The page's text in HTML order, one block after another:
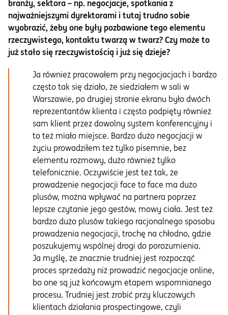
branży, sektora – np. negocjacje, spotkania z
najważniejszymi dyrektorami i tutaj trudno sobie
wyobrazić, żeby one były pozbawione tego elementu
rzeczywistego, kontaktu twarzą w twarz? Czy może to
już stało się rzeczywistością i już się dzieje?
Ja również pracowałem przy negocjacjach i bardzo
często tak się działo, że siedziałem w sali w
Warszawie, po drugiej stronie ekranu było dwóch
reprezentantów klienta i często podpięty również
sam klient przez dowolny system konferencyjny i
to też miało miejsce. Bardzo dużo negocjacji w
życiu prowadziłem też tylko pisemnie, bez
elementu rozmowy, dużo również tylko
telefonicznie. Oczywiście jest też tak, że
prowadzenie negocjacji face to face ma dużo
plusów, można wpływać na partnera poprzez
lepsze czytanie jego gestów, mowy ciała. Jest też
bardzo dużo plusów takiego racjonalnego sposobu
prowadzenia negocjacji, trochę na chłodno, gdzie
poszukujemy wspólnej drogi do porozumienia.
Ja myślę, że znacznie trudniej jest rozpocząć
proces sprzedaży niż prowadzić negocjacje online,
bo one są już końcowym etapem wspomnianego
procesu. Trudniej jest zrobić przy kluczowych
klientach działania prospectingowe, czyli